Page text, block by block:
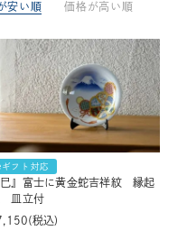
安い順 価格が高い順
ギフト対応
巳』富士に黄金蛇吉祥紋 縁起
皿立付
税込